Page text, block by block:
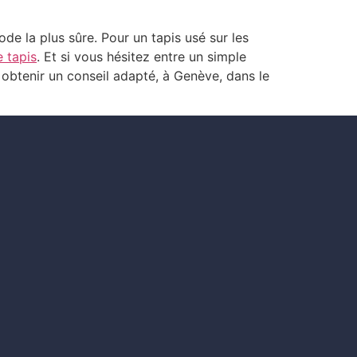
la plus sûre. Pour un tapis usé sur les
tapis. Et si vous hésitez entre un simple
un conseil adapté, à Genève, dans le